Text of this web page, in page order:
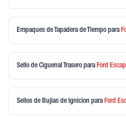
Empaques de Tapadera de Tiempo para
Sello de Ciguenal Trasero para Ford
Sellos de Bujias de Ignicion para Ford